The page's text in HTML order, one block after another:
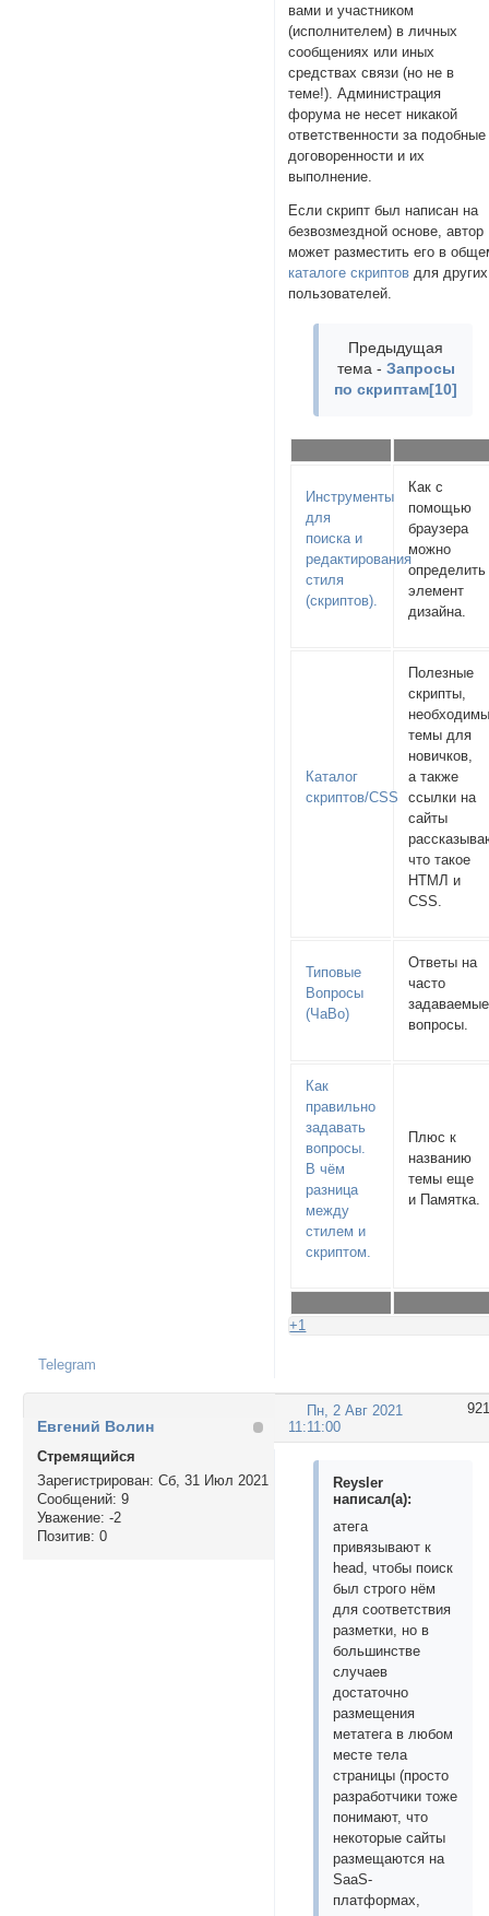
вами и участником
(исполнителем) в личных
сообщениях или иных
средствах связи (но не в
теме!). Администрация
форума не несет никакой
ответственности за подобные
договоренности и их
выполнение.
Если скрипт был написан на
безвозмездной основе, автор
может разместить его в
каталоге скриптов для других
пользователей.
Предыдущая
тема - Запросы
по скриптам[10]
Инструменты
для
поиска и
редактирования
стиля
(скриптов).
Как с
помощью
браузера
можно
определить
элемент
дизайна.
Каталог
скриптов/CSS
Полезные
скрипты,
темы для
новичков,
а также
ссылки на
сайты
что такое
НТМЛ и
CSS.
Типовые
Вопросы
(ЧаВо)
Ответы на
часто
задаваемые
вопросы.
Как
правильно
задавать
вопросы.
В чём
разница
между
стилем и
скриптом.
Плюс к
названию
темы еще
и Памятка.
+1
Telegram
921
Пн, 2 Авг 2021
11:11:00
Евгений Волин
Стремящийся
Зарегистрирован: Сб, 31 Июл 2021
Сообщений: 9
Уважение: -2
Позитив: 0
Reysler
написал(а):
атега
привязывают к
head, чтобы поиск
был строго нём
для соответствия
разметки, но в
большинстве
случаев
достаточно
размещения
метатега в любом
месте тела
страницы (просто
разработчики тоже
понимают, что
некоторые сайты
размещаются на
SaaS-
платформах,